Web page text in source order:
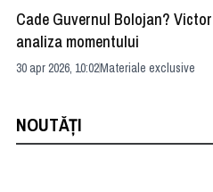
Cade Guvernul Bolojan?
analiza momentului
30 apr 2026, 10:02Materiale exclusive
NOUTĂȚI